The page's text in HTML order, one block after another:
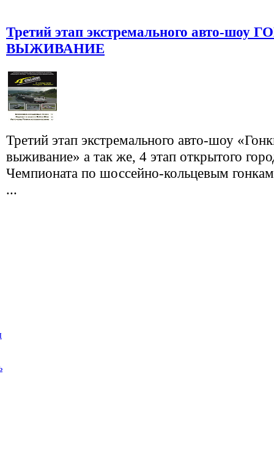
Третий этап экстремального авто-шоу
ВЫЖИВАНИЕ
Третий этап экстремального авто-шоу
выживание» а так же, 4 этап открытого
Чемпионата по шоссейно-кольцевым
...